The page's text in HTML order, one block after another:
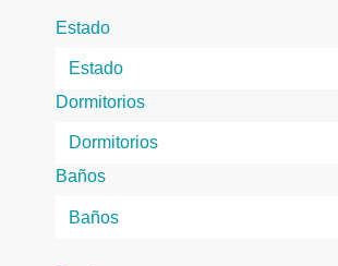
Estado
Dormitorios
Baños